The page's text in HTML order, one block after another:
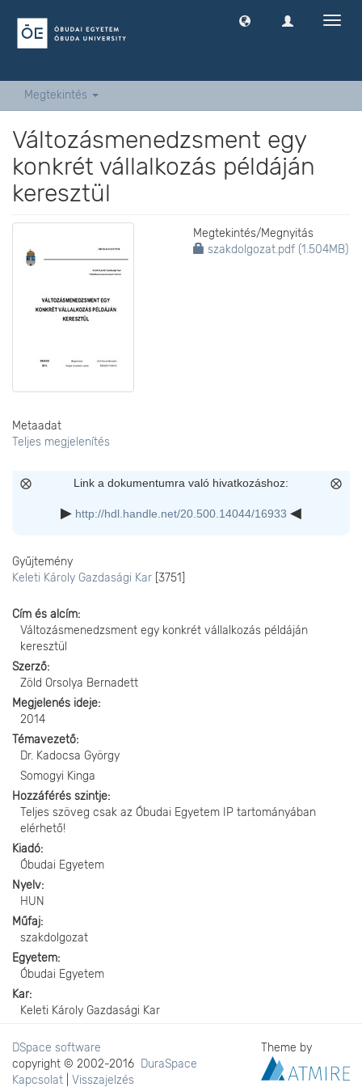
Megtekintés
Változásmenedzsment egy
konkrét vállalkozás példáján
keresztül
Megtekintés/Megnyitás
szakdolgozat.pdf (1.504MB)
Metaadat
Teljes megjelenítés
Link a dokumentumra való hivatkozáshoz:
http://hdl.handle.net/20.500.14044/16933
Gyűjtemény
Keleti Károly Gazdasági Kar [3751]
Cím és alcím
Változásmenedzsment egy konkrét vállalkozás példáján
keresztül
Szerző
Zöld Orsolya Bernadett
Megjelenés ideje
2014
Témavezető
Dr. Kadocsa György
Somogyi Kinga
Hozzáférés szintje
Teljes szöveg csak az Óbudai Egyetem IP tartományában
elérhető!
Kiadó
Óbudai Egyetem
Nyelv
HUN
Műfaj
szakdolgozat
Egyetem
Óbudai Egyetem
Kar
Keleti Károly Gazdasági Kar
DSpace software
copyright © 2002-2016 DuraSpace
Kapcsolat
Visszajelzés
Theme by